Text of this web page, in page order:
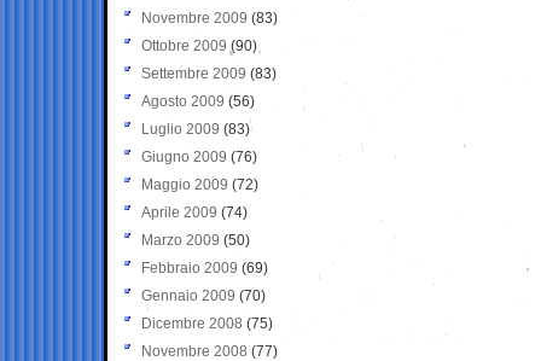
Novembre 2009 (83)
Ottobre 2009 (90)
Settembre 2009 (83)
Agosto 2009 (56)
Luglio 2009 (83)
Giugno 2009 (76)
Maggio 2009 (72)
Aprile 2009 (74)
Marzo 2009 (50)
Febbraio 2009 (69)
Gennaio 2009 (70)
Dicembre 2008 (75)
Novembre 2008 (77)